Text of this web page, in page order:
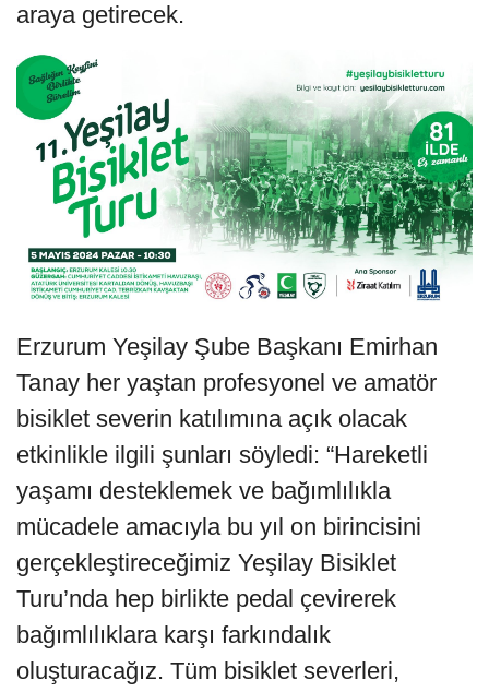
araya getirecek.
Erzurum Yeşilay Şube Başkanı Emirhan
Tanay her yaştan profesyonel ve amatör
bisiklet severin katılımına açık olacak
etkinlikle ilgili şunları söyledi: “Hareketli
yaşamı desteklemek ve bağımlılıkla
mücadele amacıyla bu yıl on birincisini
gerçekleştireceğimiz Yeşilay Bisiklet
Turu’nda hep birlikte pedal çevirerek
bağımlılıklara karşı farkındalık
oluşturacağız. Tüm bisiklet severleri,